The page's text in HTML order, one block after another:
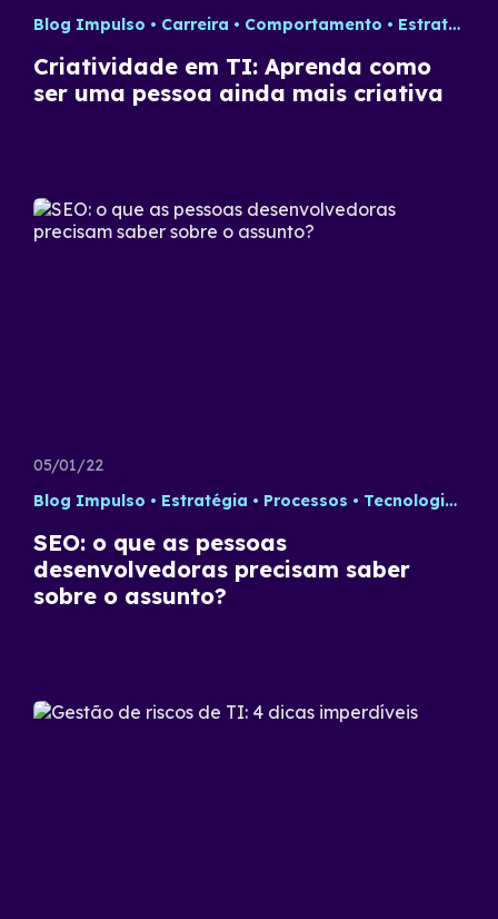
Blog Impulso
Carreira Comportamento Estratégia
Criatividade em TI: Aprenda como
ser uma pessoa ainda mais criativa
05/01/22
Blog Impulso
Estratégia Processos Tecnologia
SEO: o que as pessoas
desenvolvedoras precisam saber
sobre o assunto?